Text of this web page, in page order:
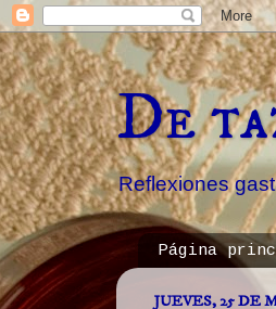
De
Reflexiones
Página
JUEVES, 25 DE